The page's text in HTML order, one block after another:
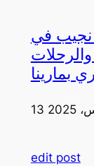
نجيب في
بمارينا
edit post